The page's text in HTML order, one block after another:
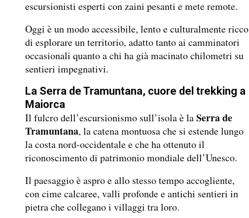
escursionisti esperti con zaini pesanti e mete remote.
Oggi è un modo accessibile, lento e culturalmente ricco
di esplorare un territorio, adatto tanto ai camminatori
occasionali quanto a chi ha già macinato chilometri su
sentieri impegnativi.
La Serra de Tramuntana, cuore del trekking a
Maiorca
Il fulcro dell’escursionismo sull’isola è laSerra de
Tramuntana, la catena montuosa che si estende lungo
la costa nord-occidentale e che ha ottenuto il
riconoscimento di patrimonio mondiale dell’Unesco.
Il paesaggio è aspro e allo stesso tempo accogliente,
con cime calcaree, valli profonde e antichi sentieri in
pietra che collegano i villaggi tra loro.